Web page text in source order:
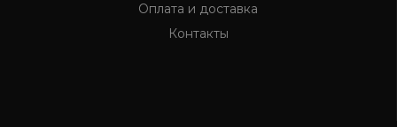
Оплата и доставка
Контакты